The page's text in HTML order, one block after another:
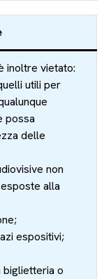
inoltre vietato:
utili per
possa
delle
non
alla
espositivi;
o